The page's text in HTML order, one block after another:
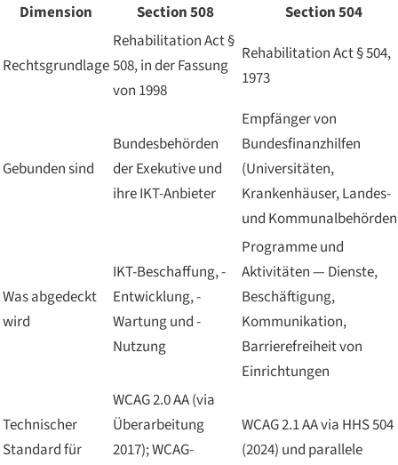
Dimension
Section 508 Section 504
Rechtsgrundlage
Rehabilitation Act §
508, in der Fassung
von 1998
Rehabilitation Act § 504,
1973
Gebunden sind
Bundesbehörden
der Exekutive und
ihre IKT-Anbieter
Empfänger von
Bundesfinanzhilfen
(Universitäten,
Krankenhäuser, Landes-
und
Was abgedeckt
wird
IKT-Beschaffung, -
Entwicklung, -
Wartung und -
Nutzung
Programme und
Aktivitäten — Dienste,
Beschäftigung,
Kommunikation,
Barrierefreiheit von
Einrichtungen
Technischer
Standard für
WCAG 2.0 AA (via
Überarbeitung
2017); WCAG-
WCAG 2.1 AA via HHS 504
(2024) und parallele